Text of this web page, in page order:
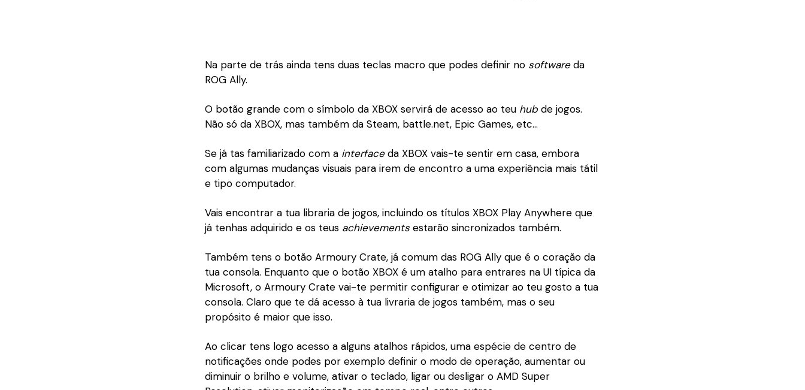
Na parte de trás ainda tens duas teclas macro que podes definir no softwareda
ROG Ally.
O botão grande com o símbolo da XBOX servirá de acesso ao teu hub de jogos.
Não só da XBOX, mas também da Steam, battle.net, Epic Games, etc…
Se já tas familiarizado com a interfaceda XBOX vais-te sentir em casa, embora
com algumas mudanças visuais para irem de encontro a uma experiência mais tátil
e tipo computador.
Vais encontrar a tua libraria de jogos, incluindo os títulos XBOX Play Anywhere que
já tenhas adquirido e os teus achievements estarão sincronizados também.
Também tens o botão Armoury Crate, já comum das ROG Ally que é o coração da
tua consola. Enquanto que o botão XBOX é um atalho para entrares na UI típica da
Microsoft, o Armoury Crate vai-te permitir configurar e otimizar ao teu gosto a tua
consola. Claro que te dá acesso à tua livraria de jogos também, mas o seu
propósito é maior que isso.
Ao clicar tens logo acesso a alguns atalhos rápidos, uma espécie de centro de
notificações onde podes por exemplo definir o modo de operação, aumentar ou
diminuir o brilho e volume, ativar o teclado, ligar ou desligar o AMD Super